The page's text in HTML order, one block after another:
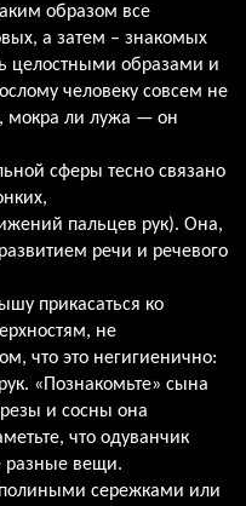
образом все
а затем – знакомых
целостными образами и
человеку совсем не
мокра ли лужа — он
сферы тесно связано
пальцев рук). Она,
речи и речевого
прикасаться ко
не
что это негигиенично:
«Познакомьте» сына
и сосны она
что одуванчик
разные вещи.
сережками или